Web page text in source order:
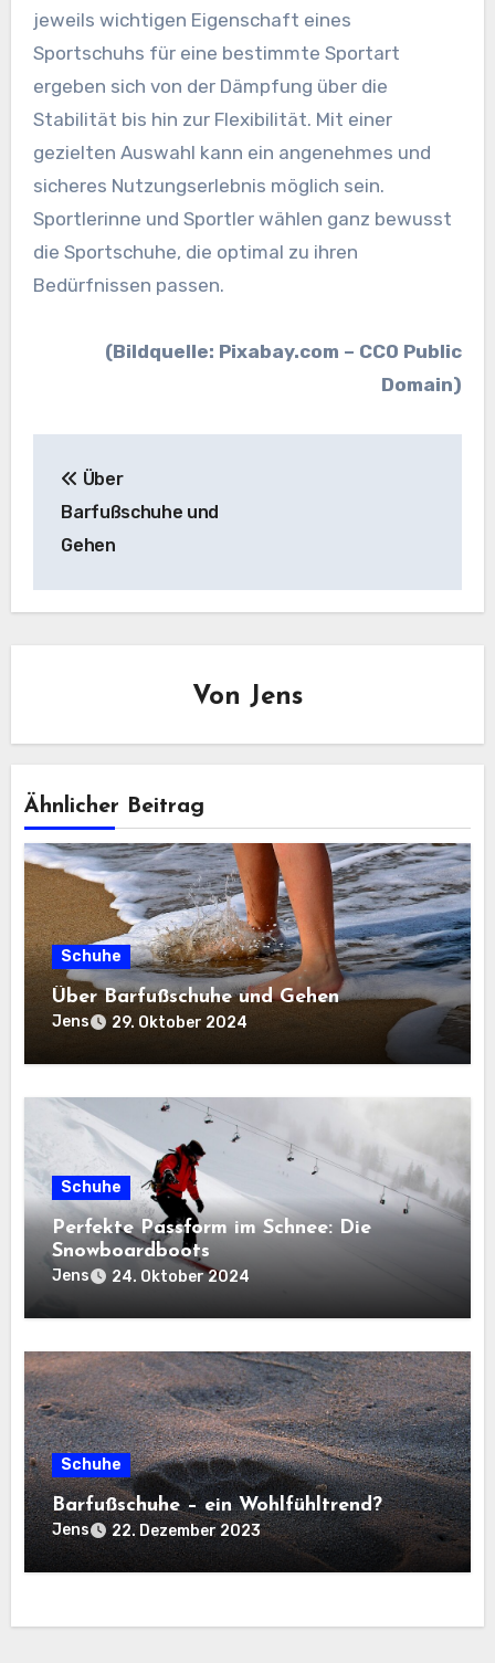
jeweils wichtigen Eigenschaft eines
Sportschuhs für eine bestimmte Sportart
ergeben sich von der Dämpfung über die
Stabilität bis hin zur Flexibilität. Mit einer
gezielten Auswahl kann ein angenehmes und
sicheres Nutzungserlebnis möglich sein.
Sportlerinne und Sportler wählen ganz bewusst
die Sportschuhe, die optimal zu ihren
Bedürfnissen passen.
(Bildquelle: Pixabay.com – CC0 Public
Domain)
Über
Barfußschuhe und
Gehen
Von Jens
Ähnlicher Beitrag
Schuhe
Über Barfußschuhe und Gehen
Jens 29. Oktober 2024
Schuhe
Perfekte Passform im Schnee: Die
Snowboardboots
Jens 24. Oktober 2024
Schuhe
Barfußschuhe – ein Wohlfühltrend?
Jens 22. Dezember 2023